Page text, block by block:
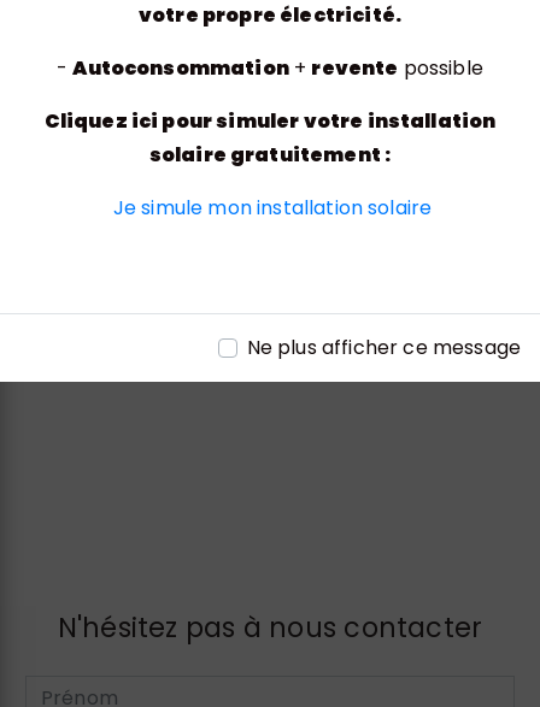
votre propre électricité.
-Autoconsommation+ revente possible
Cliquez ici pour simuler votre installation
solaire gratuitement :
Je simule mon installation solaire
Ne plus afficher ce message
Rue de l'Entreprise, 70200 Lure
Téléphone
N'hésitez pas à nous contacter